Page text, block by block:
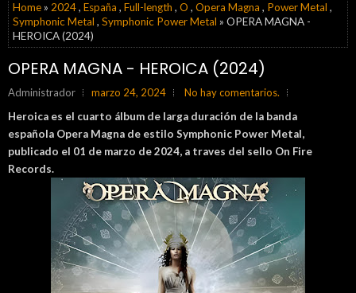
Home» 2024, España , Full-length , O , Opera Magna , Power Metal ,
Symphonic Metal , Symphonic Power Metal » OPERA MAGNA -
HEROICA (2024)
OPERA MAGNA - HEROICA (2024)
Administrador marzo 24, 2024
No hay comentarios.
Heroica es el cuarto álbum de larga duración de la banda
española Opera Magna de estilo Symphonic Power Metal,
publicado el 01 de marzo de 2024, a traves del sello On Fire
Records.